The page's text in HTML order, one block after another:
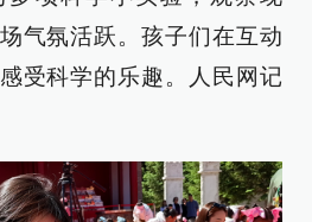
气氛活跃。孩子们在互动
受科学的乐趣。人民网记